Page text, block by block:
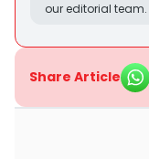
our editorial team.
Share Article